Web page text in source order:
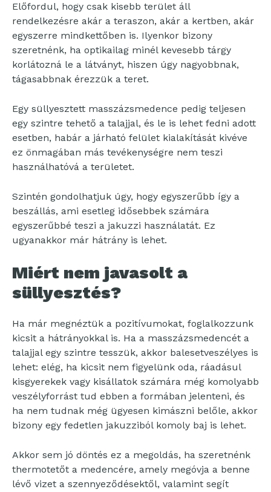
Előfordul, hogy csak kisebb terület áll
rendelkezésre akár a teraszon, akár a kertben, akár
egyszerre mindkettőben is. Ilyenkor bizony
szeretnénk, ha optikailag minél kevesebb tárgy
korlátozná le a látványt, hiszen úgy nagyobbnak,
tágasabbnak érezzük a teret.
Egy süllyesztett masszázsmedence pedig teljesen
egy szintre tehető a talajjal, és le is lehet fedni adott
esetben, habár a járható felület kialakítását kivéve
ez önmagában más tevékenységre nem teszi
használhatóvá a területet.
Szintén gondolhatjuk úgy, hogy egyszerűbb így a
beszállás, ami esetleg idősebbek számára
egyszerűbbé teszi a jakuzzi használatát. Ez
ugyanakkor már hátrány is lehet.
Miért nem javasolt a
süllyesztés?
Ha már megnéztük a pozitívumokat, foglalkozzunk
kicsit a hátrányokkal is. Ha a masszázsmedencét a
talajjal egy szintre tesszük, akkor balesetveszélyes is
lehet: elég, ha kicsit nem figyelünk oda, ráadásul
kisgyerekek vagy kisállatok számára még komolyabb
veszélyforrást tud ebben a formában jelenteni, és
ha nem tudnak még ügyesen kimászni belőle, akkor
bizony egy fedetlen jakuzziból komoly baj is lehet.
Akkor sem jó döntés ez a megoldás, ha szeretnénk
thermotetőt a medencére, amely megóvja a benne
lévő vizet a szennyeződésektől, valamint segít